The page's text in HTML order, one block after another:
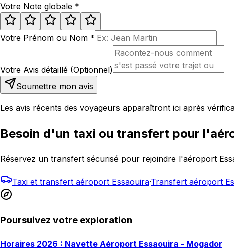
Votre Note globale *
Votre Prénom ou Nom *
Votre Avis détaillé (Optionnel)
Soumettre mon avis
Les avis récents des voyageurs apparaîtront ici après
Besoin d'un taxi ou transfert pour
Réservez un transfert sécurisé pour rejoindre l'aéroport
Taxi et transfert aéroport Essaouira·Transfert aéroport
Poursuivez votre exploration
Horaires 2026 : Navette Aéroport Essaouira - Mogador